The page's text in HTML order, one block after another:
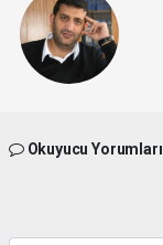
Okuyucu Yorumları